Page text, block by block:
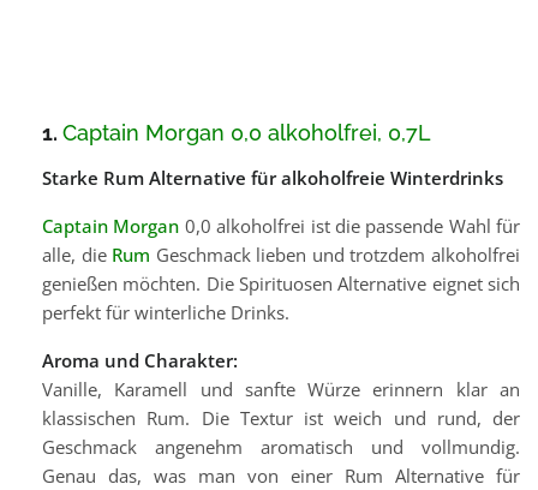
1. Captain Morgan 0,0 alkoholfrei, 0,7L
Starke Rum Alternative für alkoholfreie Winterdrinks
Captain Morgan 0,0 alkoholfrei ist die passende Wahl für
alle, die Rum Geschmack lieben und trotzdem alkoholfrei
genießen möchten. Die Spirituosen Alternative eignet sich
perfekt für winterliche Drinks.
Aroma und Charakter:
Vanille, Karamell und sanfte Würze erinnern klar an
klassischen Rum. Die Textur ist weich und rund, der
Geschmack angenehm aromatisch und vollmundig.
Genau das, was man von einer Rum Alternative für